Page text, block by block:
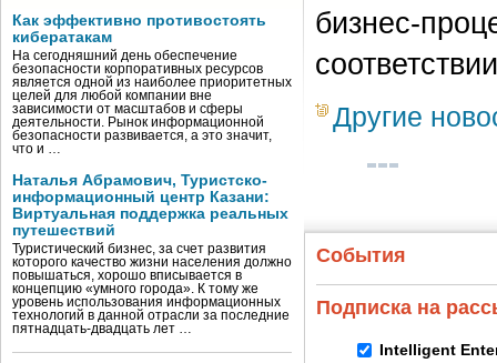
Как эффективно противостоять
кибератакам
На сегодняшний день обеспечение
безопасности корпоративных ресурсов
является одной из наиболее приоритетных
целей для любой компании вне
зависимости от масштабов и сферы
деятельности. Рынок информационной
безопасности развивается, а это значит,
что и …
Наталья Абрамович, Туристско-
информационный центр Казани:
Виртуальная поддержка реальных
путешествий
Туристический бизнес, за счет развития
которого качество жизни населения должно
повышаться, хорошо вписывается в
концепцию «умного города». К тому же
уровень использования информационных
технологий в данной отрасли за последние
пятнадцать-двадцать лет …
бизнес-
Другие
События
Подписка на
Intelligent